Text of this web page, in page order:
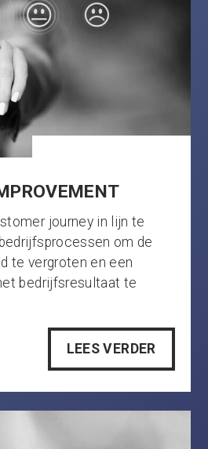
journey in lijn te
om de
te vergroten en een
bedrijfsresultaat te
LEES VERDER